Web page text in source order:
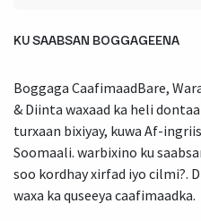
KU SAABSAN BOGGAGEENA
Boggaga CaafimaadBare,
& Diinta waxaad ka heli
turxaan bixiyay, kuwa Af-
Soomaali. warbixino ku
soo kordhay xirfad iyo cilmi?.
waxa ka quseeya caafimaadka.